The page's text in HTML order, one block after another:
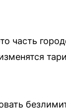
часть